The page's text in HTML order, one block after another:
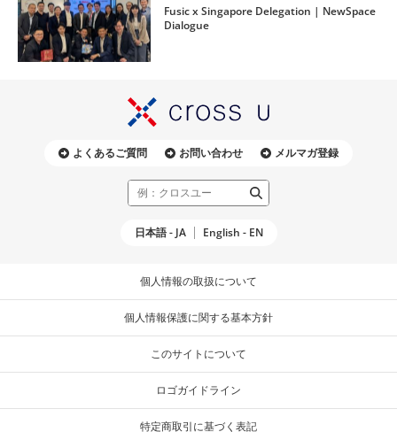
Fusic x Singapore Delegation | NewSpace
Dialogue
よくあるご質問 お問い合わせ メルマガ登録
日本語 - JA English - EN
個人情報の取扱について
個人情報保護に関する基本方針
このサイトについて
ロゴガイドライン
特定商取引に基づく表記